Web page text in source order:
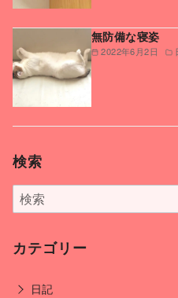
2022年6月2日
無防備な寝姿
検索
カテゴリー
日記